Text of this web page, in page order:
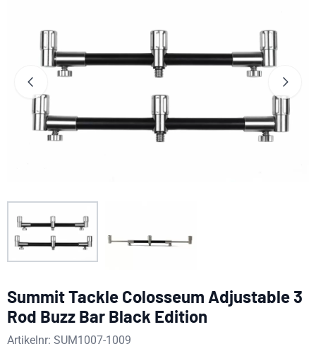
Summit Tackle Colosseum Adjustable 3
Rod Buzz Bar Black Edition
Artikelnr: SUM1007-1009